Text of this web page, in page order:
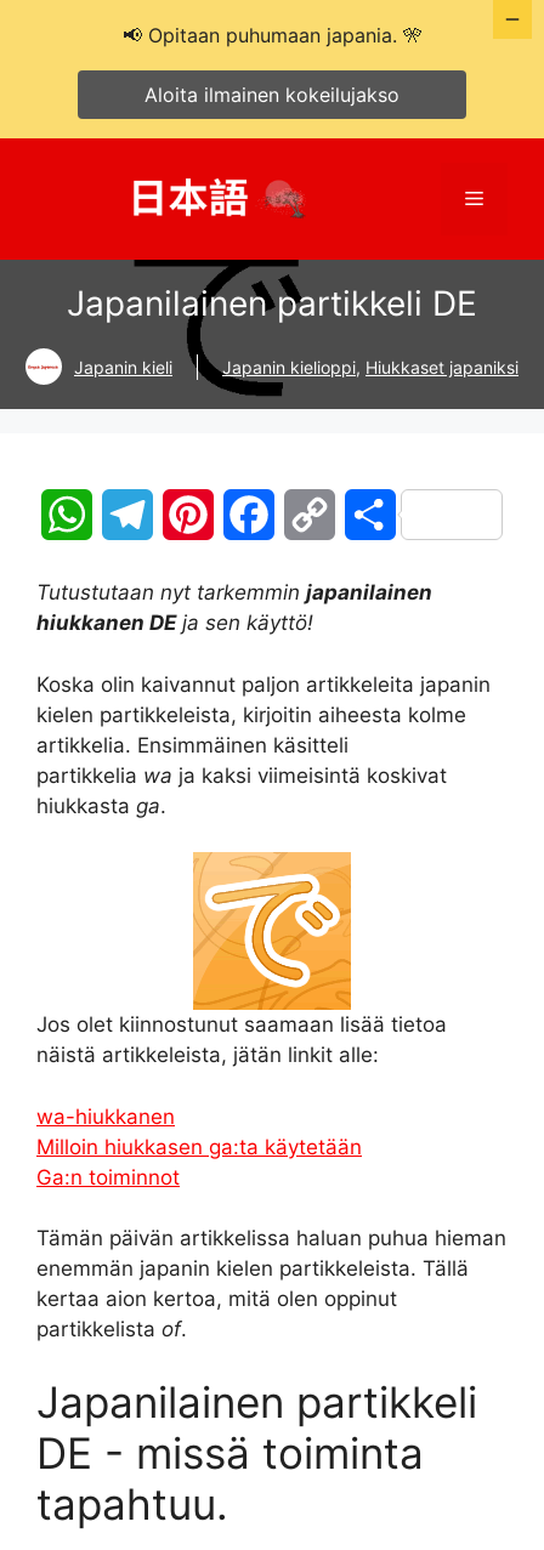
Valikko
Japanilainen partikkeli DE
Japanin kieli Japanin kielioppi, Hiukkaset japaniksi
W
a
s
A
p
l
g
r
a
n
e
r
t
c
b
o
k
L
i
k
S
e
Tutustutaan nyt tarkemmin japanilainen
hiukkanen DEja sen käyttö!
Koska olin kaivannut paljon artikkeleita japanin
kielen partikkeleista, kirjoitin aiheesta kolme
artikkelia. Ensimmäinen käsitteli
partikkelia wa ja kaksi viimeisintä koskivat
hiukkasta ga.
Jos olet kiinnostunut saamaan lisää tietoa
näistä artikkeleista, jätän linkit alle:
wa-hiukkanen
Milloin hiukkasen ga:ta käytetään
Ga:n toiminnot
Tämän päivän artikkelissa haluan puhua hieman
enemmän japanin kielen partikkeleista. Tällä
kertaa aion kertoa, mitä olen oppinut
partikkelista of.
Japanilainen partikkeli
DE - missä toiminta
tapahtuu.
📢 Opitaan puhumaan japania. 🎌
Aloita ilmainen kokeilujakso